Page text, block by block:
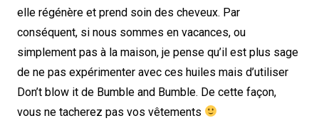
elle régénère et prend soin des cheveux. Par
conséquent, si nous sommes en vacances, ou
simplement pas à la maison, je pense qu’il est plus sage
de ne pas expérimenter avec ces huiles mais d’utiliser
Don’t blow it de Bumble and Bumble. De cette façon,
vous ne tacherez pas vos vêtements